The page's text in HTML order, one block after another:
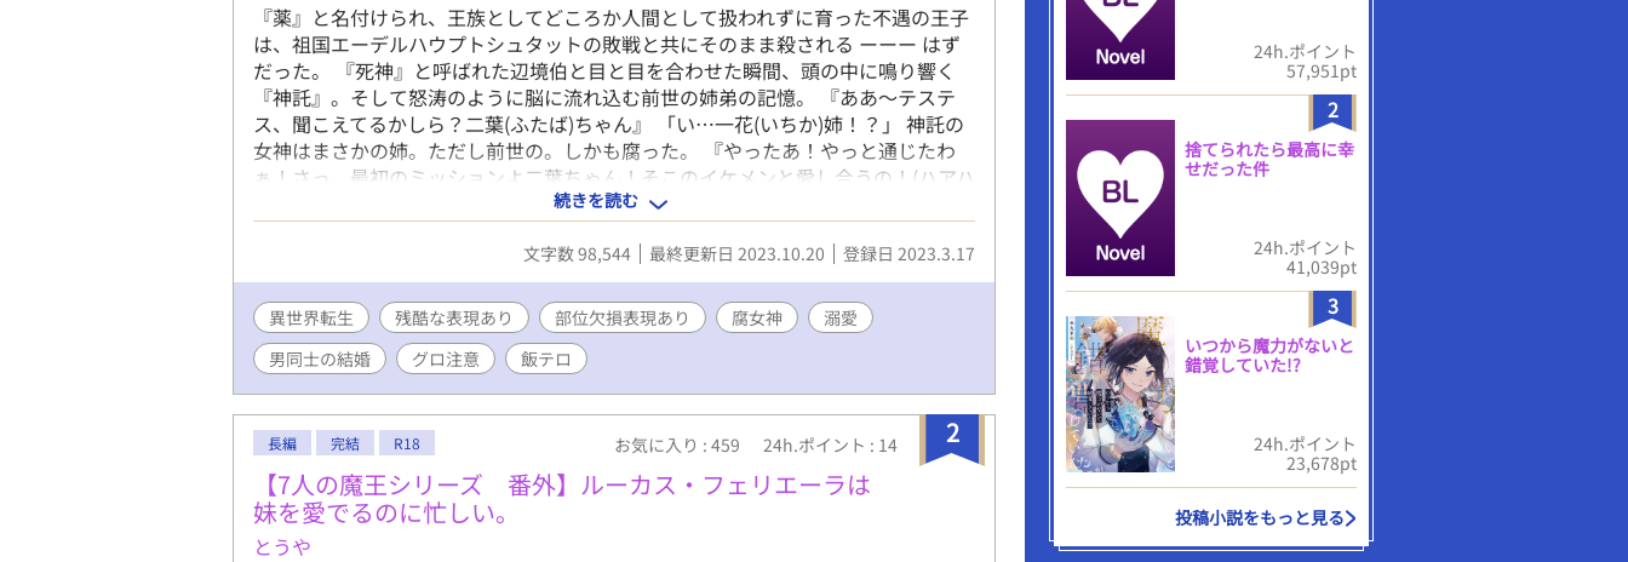
『薬』と名付けられ、王族としてどころか人間として扱われずに育った不遇の王子
は、祖国エーデルハウプトシュタットの敗戦と共にそのまま殺される ーーー はず
だった。 『死神』と呼ばれた辺境伯と目と目を合わせた瞬間、頭の中に鳴り響く
『神託』。そして怒涛のように脳に流れ込む前世の姉弟の記憶。 『ああ〜テステ
ス、聞こえてるかしら？二葉(ふたば)ちゃん』 「い…一花(いちか)姉！？」 神託の
女神はまさかの姉。ただし前世の。しかも腐った。 『やったあ！やっと通じたわ
ぁ！さっ、最初のミッションよ二葉ちゃん！そこのイケメンと愛し合うの！(ハアハ
ア…)』 「っ？？？(ええええええええええ！？)」 その頃、死神辺境伯は初めての
恋に戸惑っていた。 「え…なにこの可愛い生き物……！？」 そして始まる辺境で
の生活。何故か旦那は辺境伯。どうしてこうなった！？ サイコパス気味スパダリ旦
那×どこかズレた美人妻。腐女神(ふじょしん)の腐女神による腐女神のためのボー
イがラブするストーリー、開幕です。 ****************************************
！！ATTENTION！！ **************************************** ＊エール、
ご感想、誤字脱字報告、ブクマにしおり本当にありがとうございます！励みになり
ます！誤字脱字は認証せずにそっと修正します。 ＊割と軽いノリで人が死んだりし
ます。登場人物達の倫理観はほぼゼロです。 ＊残酷な表現や虐待などの表現があり
ます。部位欠損などもありますが、登場人物たちは至って普通に過ごしています。
グロ耐性のない方は自己責任でお願いします。 ＊エロ薄味。裏では毎日子作りして
ます。 ＊基本コメディを目指していますが作者がアレなのでハッピーエンドではな
くメリーバッドエンドです。
続きを読む
文字数 98,544 最終更新日 2023.10.20 登録日 2023.3.17
異世界転生 残酷な表現あり 部位欠損表現あり 腐女神
溺愛
男同士の結婚
グロ注意 飯テロ
2
長編 完結 R18 お気に入り : 459 24h.ポイント : 14
【7人の魔王シリーズ 番外】ルーカス・フェリエーラは
妹を愛でるのに忙しい。
とうや
24h.ポイント
57,951pt
2
捨てられたら最高に幸
せだった件
24h.ポイント
41,039pt
3
いつから魔力がないと
錯覚していた!?
24h.ポイント
23,678pt
投稿小説をもっと見る